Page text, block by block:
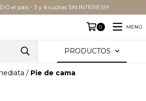
el país - 3 y 6 cuotas SIN INTERES!!!!
0 MENÚ
PRODUCTOS
/ Pie de cama